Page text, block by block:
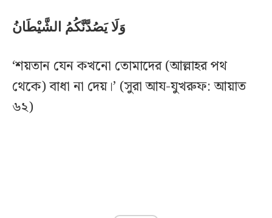
وَلَا يَصُدَّنَّكُمُ الشَّيْطَانُ
‘শয়তান যেন কখনো তোমাদের (আল্লাহর পথ
থেকে) বাধা না দেয়।’ (সুরা আয-যুখরুফ: আয়াত
৬২)